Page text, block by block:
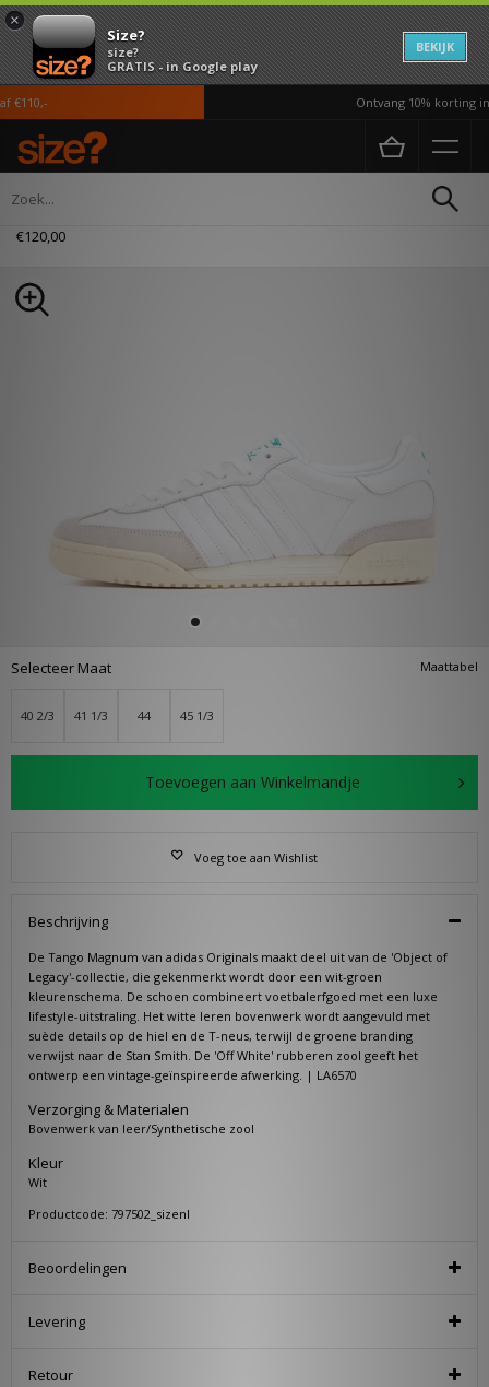
×
Size?
size?
GRATIS - in Google play
BEKIJK
Ontvang 10% korting in
Home Heren
adidas Originals Tangum
€120,00
Maattabel
Selecteer Maat
40 2/3 41 1/3 44 45 1/3
Toevoegen aan Winkelmandje
Voeg toe aan Wishlist
Beschrijving
De Tango Magnum van adidas Originals maakt deel uit van de 'Object of
Legacy'-collectie, die gekenmerkt wordt door een wit-groen
kleurenschema. De schoen combineert voetbalerfgoed met een luxe
lifestyle-uitstraling. Het witte leren bovenwerk wordt aangevuld met
suède details op de hiel en de T-neus, terwijl de groene branding
verwijst naar de Stan Smith. De 'Off White' rubberen zool geeft het
ontwerp een vintage-geïnspireerde afwerking. | LA6570
Verzorging & Materialen
Bovenwerk van leer/Synthetische zool
Kleur
Wit
Productcode: 797502_sizenl
Beoordelingen
Levering
Retour